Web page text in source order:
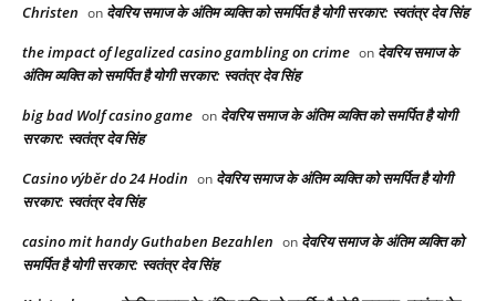
Christen on देवरिय समाज के अंतिम व्यक्ति को समर्पित है योगी सरकार: स्वतंत्र देव सिंह
the impact of legalized casino gambling on crime on देवरिय समाज के
अंतिम व्यक्ति को समर्पित है योगी सरकार: स्वतंत्र देव सिंह
big bad Wolf casino game on देवरिय समाज के अंतिम व्यक्ति को समर्पित है योगी
सरकार: स्वतंत्र देव सिंह
Casino výběr do 24 Hodin on देवरिय समाज के अंतिम व्यक्ति को समर्पित है योगी
सरकार: स्वतंत्र देव सिंह
casino mit handy Guthaben Bezahlen on देवरिय समाज के अंतिम व्यक्ति को
समर्पित है योगी सरकार: स्वतंत्र देव सिंह